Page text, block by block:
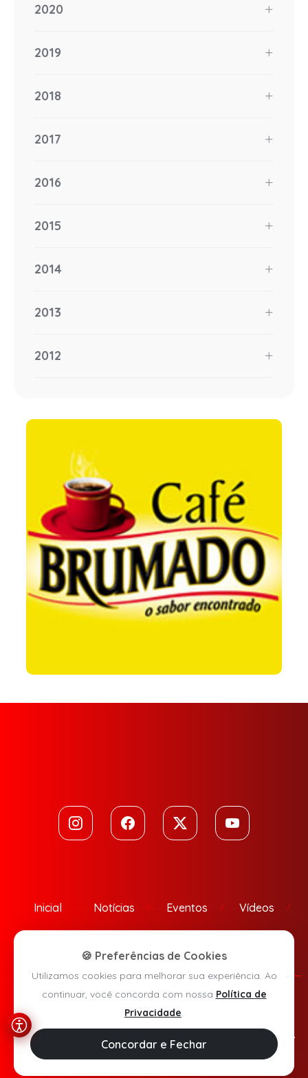
2020
2019
2018
2017
2016
2015
2014
2013
2012
Inicial Notícias Eventos Vídeos
Política de Privacidade
Agora Sudoeste © 2026 - Todos os direitos reservados.
🍪 Preferências de Cookies
Utilizamos cookies para melhorar sua experiência. Ao
continuar, você concorda com nossa Política de
Privacidade.
Concordar e Fechar